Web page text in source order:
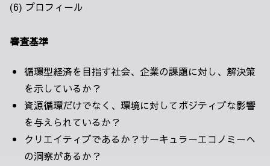
(6) プロフィール
審査基準
循環型経済を目指す社会、企業の課題に対し、解決策
を示しているか？
資源循環だけでなく、環境に対してポジティブな影響
を与えられているか？
クリエイティブであるか？サーキュラーエコノミーへ
の洞察があるか？